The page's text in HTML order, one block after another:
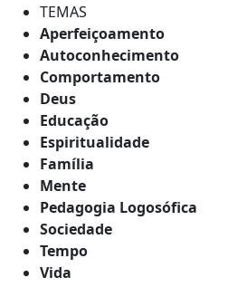
TEMAS
Aperfeiçoamento
Autoconhecimento
Comportamento
Deus
Educação
Espiritualidade
Família
Mente
Pedagogia Logosófica
Sociedade
Tempo
Vida